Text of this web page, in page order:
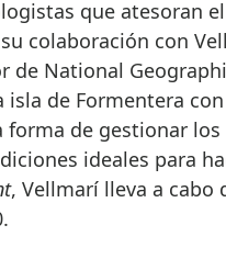
que atesoran
colaboración con
National
isla de Formentera
de gestionar los
ideales para
, Vellmarí lleva a cabo